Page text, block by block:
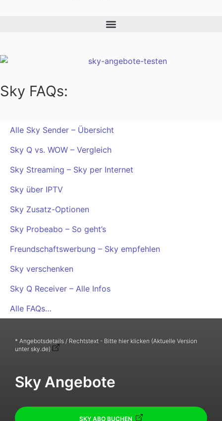
Sky FAQs:
Alle Sky Sender – Übersicht
Sky Q vs. WOW – Vergleich
Sky Streaming – Sky per Internet
Sky über IPTV
Sky Zusatz-Optionen
Sky Probeabo – So geht’s
Freundschaftswerbung – Sky empfehlen
Sky verschenken
Sky Q Receiver – Alle Infos
Alle FAQs…
* Angebotsdetails / Rechtstext - Bitte hier klicken (Aktuelle Version
unter sky.de)
Sky Angebote
SKY ABO BUCHEN